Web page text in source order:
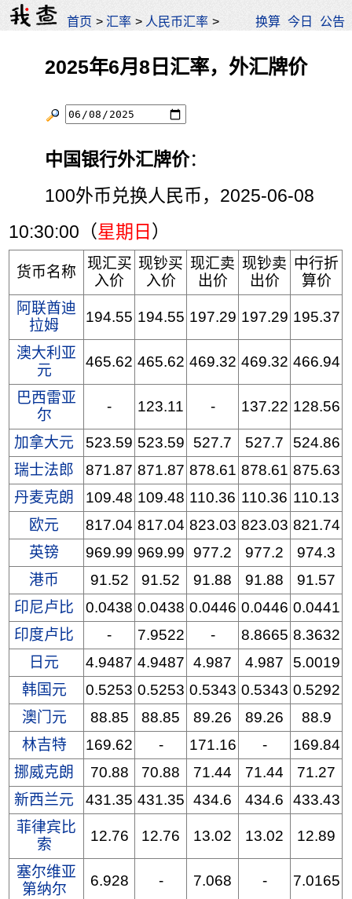
首页 >汇率 > 人民币汇率 > 换算 今日 公告
2025年6月8日汇率，外汇牌价
中国银行外汇牌价：
100外币兑换人民币，2025-06-08
10:30:00（星期日 ）
货币名称
现汇买
入价
现钞买
入价
现汇卖
出价
现钞卖
出价
中行折
算价
阿联酋迪
拉姆
194.55 194.55 197.29 197.29 195.37
澳大利亚
元
465.62 465.62 469.32 469.32 466.94
巴西雷亚
尔
- 123.11 - 137.22 128.56
加拿大元 523.59 523.59 527.7 527.7
524.86
瑞士法郎
871.87 871.87 878.61 878.61 875.63
丹麦克朗
109.48 109.48 110.36 110.36 110.13
欧元
817.04 817.04 823.03 823.03 821.74
英镑
969.99 969.99 977.2 977.2
974.3
港币
91.52 91.52 91.88 91.88
91.57
印尼卢比
0.0438 0.0438 0.0446 0.0446 0.0441
印度卢比
- 7.9522 - 8.8665 8.3632
日元
4.9487 4.9487 4.987 4.987
5.0019
韩国元
0.5253 0.5253 0.5343 0.5343 0.5292
澳门元
88.85 88.85 89.26 89.26
88.9
林吉特
169.62 - 171.16 -
169.84
挪威克朗
70.88 70.88 71.44 71.44
71.27
新西兰元
431.35 431.35 434.6 434.6
433.43
菲律宾比
索
12.76 12.76 13.02 13.02 12.89
塞尔维亚
第纳尔
6.928 - 7.068 - 7.0165